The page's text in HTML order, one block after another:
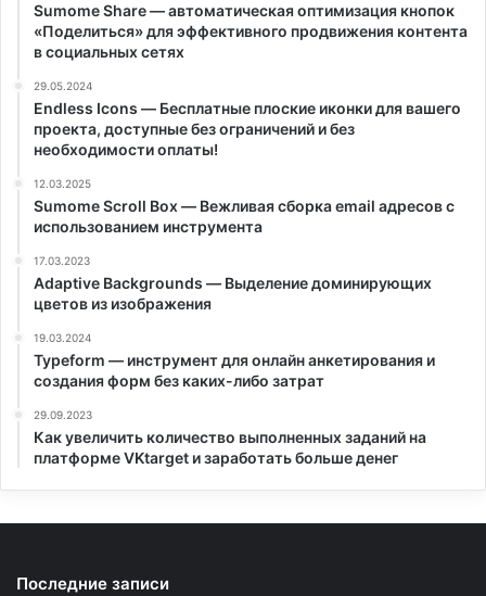
Sumome Share — автоматическая оптимизация кнопок
«Поделиться» для эффективного продвижения контента
в социальных сетях
29.05.2024
Endless Icons — Бесплатные плоские иконки для вашего
проекта, доступные без ограничений и без
необходимости оплаты!
12.03.2025
Sumome Scroll Box — Вежливая сборка email адресов с
использованием инструмента
17.03.2023
Adaptive Backgrounds — Выделение доминирующих
цветов из изображения
19.03.2024
Typeform — инструмент для онлайн анкетирования и
создания форм без каких-либо затрат
29.09.2023
Как увеличить количество выполненных заданий на
платформе VKtarget и заработать больше денег
Последние записи